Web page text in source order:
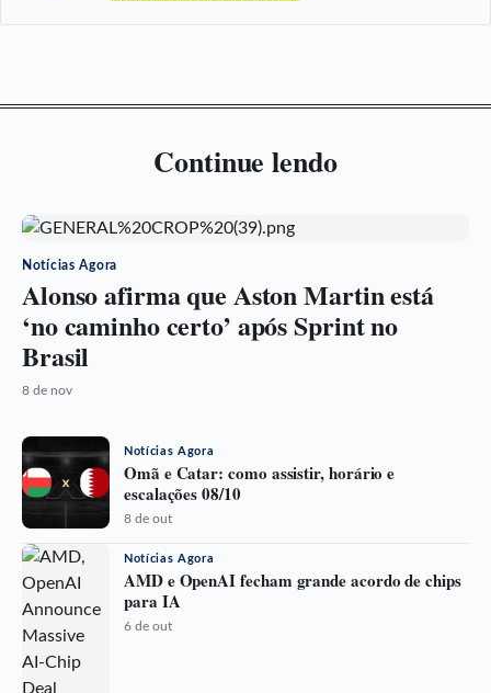
Continue lendo
Notícias Agora
Alonso afirma que Aston Martin está
‘no caminho certo’ após Sprint no
Brasil
8 de nov
Notícias Agora
Omã e Catar: como assistir, horário e
escalações 08/10
8 de out
Notícias Agora
AMD e OpenAI fecham grande acordo de chips
para IA
6 de out